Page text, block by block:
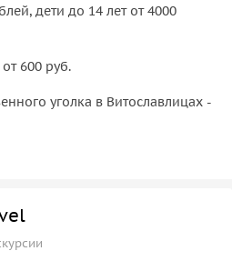
по Новгородскому
монастыря
встречу Нового года с
в отеле
скита
Новогодье»
дети до 14 лет от 4000
600 руб.
уголка в Витославлицах -
взрослые от 250 руб./10-15 мин.,
- 300 руб. -
с 14 лет.